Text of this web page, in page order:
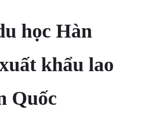
học Hàn
khẩu lao
Quốc